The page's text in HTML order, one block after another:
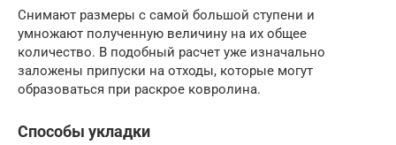
Снимают размеры с самой большой ступени и
умножают полученную величину на их общее
количество. В подобный расчет уже изначально
заложены припуски на отходы, которые могут
образоваться при раскрое ковролина.
Способы укладки